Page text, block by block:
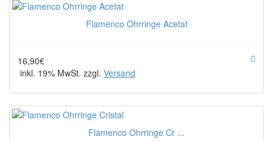
Flamenco Ohrringe Acetat
16,90€
inkl. 19% MwSt. zzgl. Versand
Flamenco Ohrringe Cr ...